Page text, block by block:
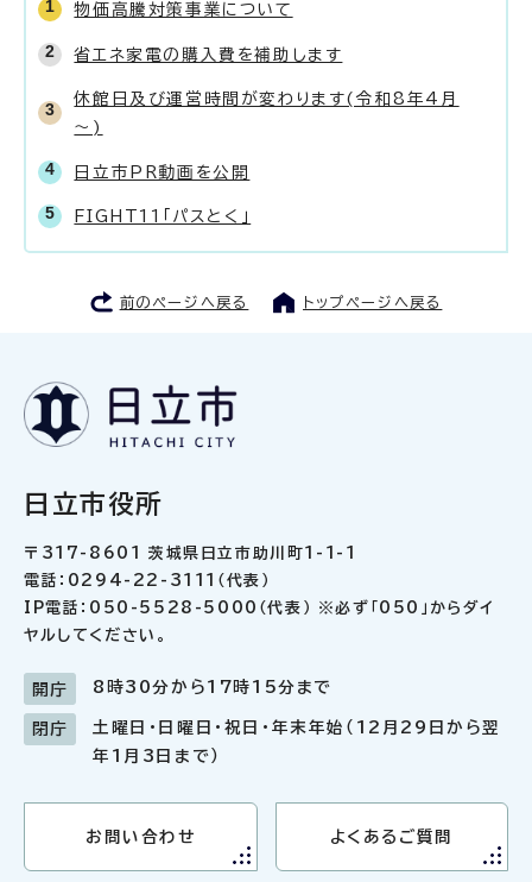
物価高騰対策事業について
省エネ家電の購入費を補助します
休館日及び運営時間が変わります(令和8年4月
～)
日立市PR動画を公開
FIGHT11「パスとく」
前のページへ戻る トップページへ戻る
日立市役所
〒317-8601 茨城県日立市助川町1-1-1
電話：0294-22-3111（代表）
IP電話：050-5528-5000（代表） ※必ず「050」からダイ
ヤルしてください。
開庁 8時30分から17時15分まで
閉庁
土曜日・日曜日・祝日・年末年始（12月29日から翌
年1月3日まで）
お問い合わせ よくあるご質問